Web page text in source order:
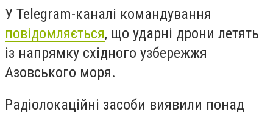
У Telegram-каналі командування
повідомляється, що ударні дрони летять
із напрямку східного узбережжя
Азовського моря.
Радіолокаційні засоби виявили понад